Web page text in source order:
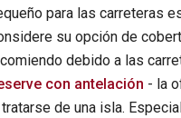
para las carreteras
su opción de
debido a las
con antelación - la
de una isla.